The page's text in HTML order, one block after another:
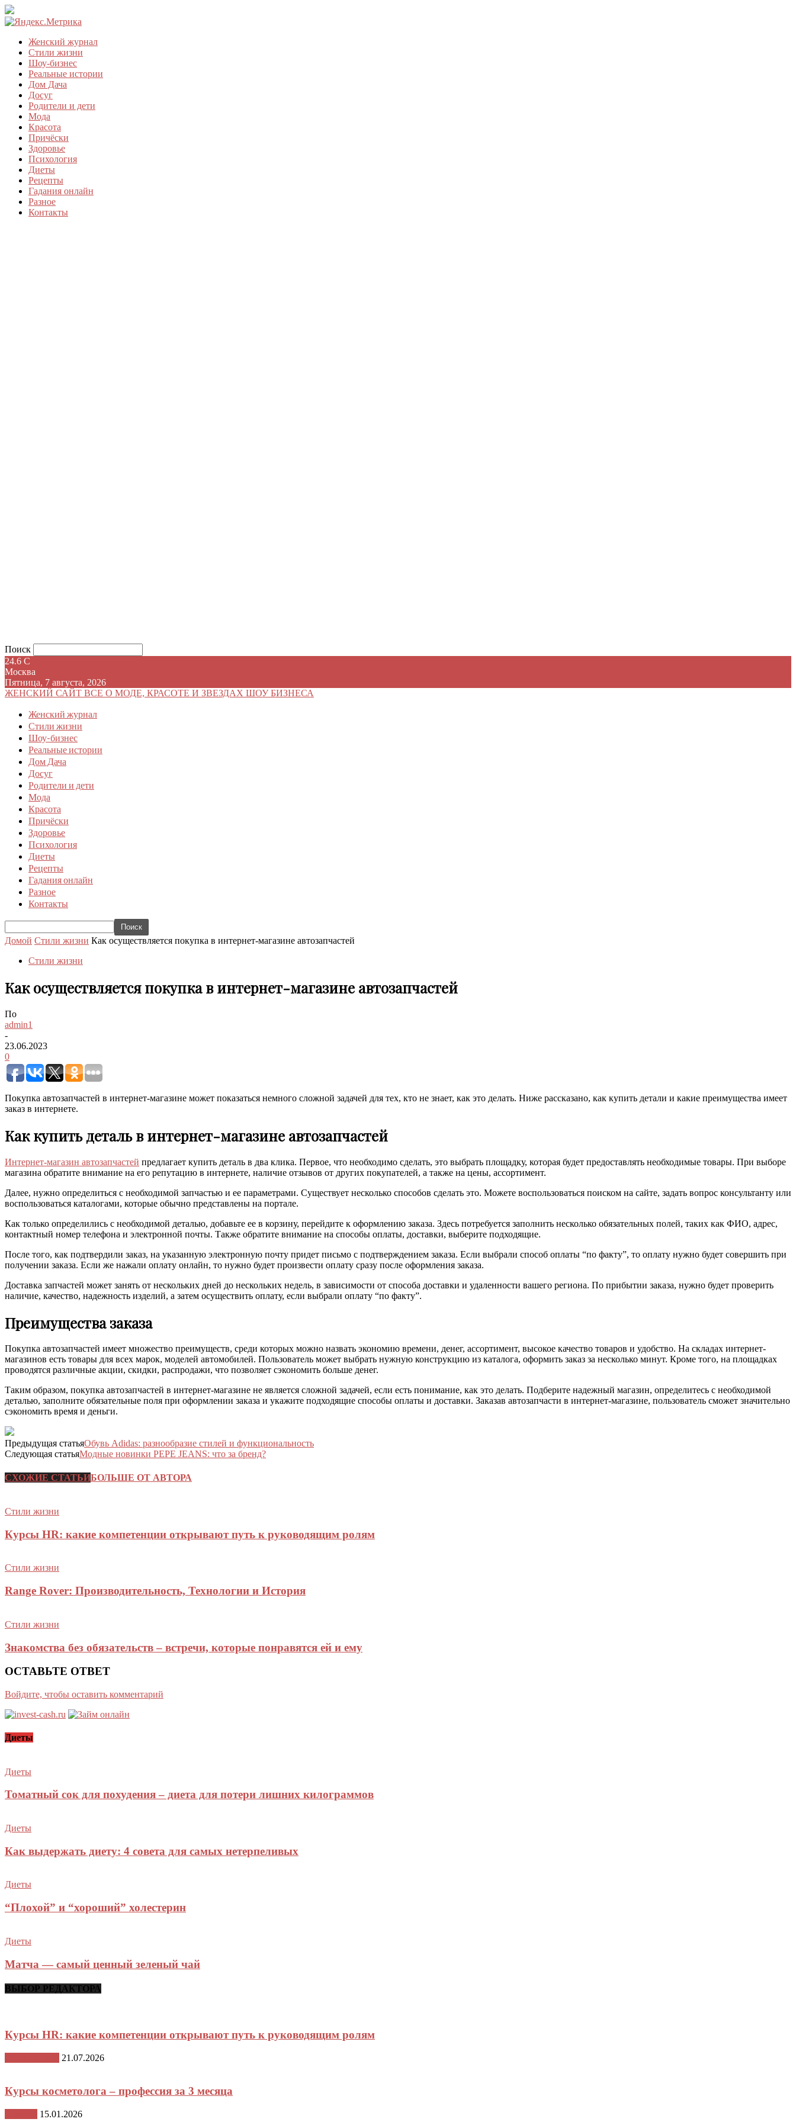
Женский журнал
Стили жизни
Шоу-бизнес
Реальные истории
Дом Дача
Досуг
Родители и дети
Мода
Красота
Причёски
Здоровье
Психология
Диеты
Рецепты
Гадания онлайн
Разное
Контакты
Поиск
24.6 C
Москва
Пятница, 7 августа, 2026
ЖЕНСКИЙ САЙТ ВСЕ О МОДЕ, КРАСОТЕ И ЗВЕЗДАХ ШОУ БИЗНЕСА
Женский журнал
Стили жизни
Шоу-бизнес
Реальные истории
Дом Дача
Досуг
Родители и дети
Мода
Красота
Причёски
Здоровье
Психология
Диеты
Рецепты
Гадания онлайн
Разное
Контакты
Домой Стили жизни Как осуществляется покупка в интернет-магазине автозапчастей
Стили жизни
Как осуществляется покупка в интернет-магазине автозапчастей
По
admin1
-
23.06.2023
0
Покупка автозапчастей в интернет-магазине может показаться немного сложной задачей для тех, кто не знает, как это делать. Ниже рассказано, как купить детали и какие преимущества имеет
заказ в интернете.
Как купить деталь в интернет-магазине автозапчастей
Интернет-магазин автозапчастей предлагает купить деталь в два клика. Первое, что необходимо сделать, это выбрать площадку, которая будет предоставлять необходимые товары. При выборе
магазина обратите внимание на его репутацию в интернете, наличие отзывов от других покупателей, а также на цены, ассортимент.
Далее, нужно определиться с необходимой запчастью и ее параметрами. Существует несколько способов сделать это. Можете воспользоваться поиском на сайте, задать вопрос консультанту или
воспользоваться каталогами, которые обычно представлены на портале.
Как только определились с необходимой деталью, добавьте ее в корзину, перейдите к оформлению заказа. Здесь потребуется заполнить несколько обязательных полей, таких как ФИО, адрес,
контактный номер телефона и электронной почты. Также обратите внимание на способы оплаты, доставки, выберите подходящие.
После того, как подтвердили заказ, на указанную электронную почту придет письмо с подтверждением заказа. Если выбрали способ оплаты “по факту”, то оплату нужно будет совершить при
получении заказа. Если же нажали оплату онлайн, то нужно будет произвести оплату сразу после оформления заказа.
Доставка запчастей может занять от нескольких дней до нескольких недель, в зависимости от способа доставки и удаленности вашего региона. По прибытии заказа, нужно будет проверить
наличие, качество, надежность изделий, а затем осуществить оплату, если выбрали оплату “по факту”.
Преимущества заказа
Покупка автозапчастей имеет множество преимуществ, среди которых можно назвать экономию времени, денег, ассортимент, высокое качество товаров и удобство. На складах интернет-
магазинов есть товары для всех марок, моделей автомобилей. Пользователь может выбрать нужную конструкцию из каталога, оформить заказ за несколько минут. Кроме того, на площадках
проводятся различные акции, скидки, распродажи, что позволяет сэкономить больше денег.
Таким образом, покупка автозапчастей в интернет-магазине не является сложной задачей, если есть понимание, как это делать. Подберите надежный магазин, определитесь с необходимой
деталью, заполните обязательные поля при оформлении заказа и укажите подходящие способы оплаты и доставки. Заказав автозапчасти в интернет-магазине, пользователь сможет значительно
сэкономить время и деньги.
Предыдущая статьяОбувь Adidas: разнообразие стилей и функциональность
Следующая статьяМодные новинки PEPE JEANS: что за бренд?
СХОЖИЕ СТАТЬИБОЛЬШЕ ОТ АВТОРА
Стили жизни
Курсы HR: какие компетенции открывают путь к руководящим ролям
Стили жизни
Range Rover: Производительность, Технологии и История
Стили жизни
Знакомства без обязательств – встречи, которые понравятся ей и ему
ОСТАВЬТЕ ОТВЕТ
Войдите, чтобы оставить комментарий
Диеты
Диеты
Томатный сок для похудения – диета для потери лишних килограммов
Диеты
Как выдержать диету: 4 совета для самых нетерпеливых
Диеты
“Плохой” и “хороший” холестерин
Диеты
Матча — самый ценный зеленый чай
ВЫБОР РЕДАКТОРА
Курсы HR: какие компетенции открывают путь к руководящим ролям
21.07.2026
Курсы косметолога – профессия за 3 месяца
15.01.2026